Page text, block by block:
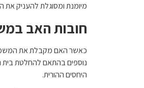
מיומנת ומסוגלת להעניק
חובות האב
כאשר האם מקבלת את
נוספים בהתאם להחלטת בית
היחסים ההורית.